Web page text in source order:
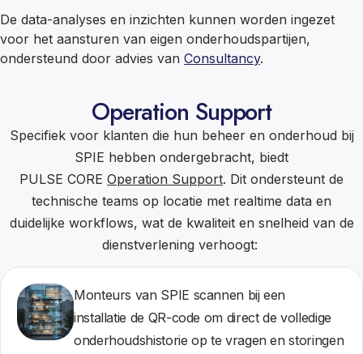
De data-analyses en inzichten kunnen worden ingezet
voor het aansturen van eigen onderhoudspartijen,
ondersteund door advies van Consultancy.
Operation Support
Specifiek voor klanten die hun beheer en onderhoud bij
SPIE hebben ondergebracht, biedt
PULSE CORE Operation Support. Dit ondersteunt de
technische teams op locatie met realtime data en
duidelijke workflows, wat de kwaliteit en snelheid van de
dienstverlening verhoogt:
Monteurs van SPIE scannen bij een
installatie de QR-code om direct de volledige
onderhoudshistorie op te vragen en storingen